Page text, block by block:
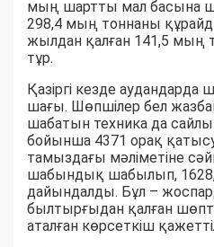
мың шартты мал басына
298,4 мың тоннаны
жылдан қалған 141,5 мың
тұр.
Қазіргі кезде
шағы. Шөпшілер бел
шабатын техника да
бойынша 4371 орақ
тамыздағы мәліметіне
шабындық шабылып,
дайындалды. Бұл –
былтырғыдан қалған
аталған көрсеткіш